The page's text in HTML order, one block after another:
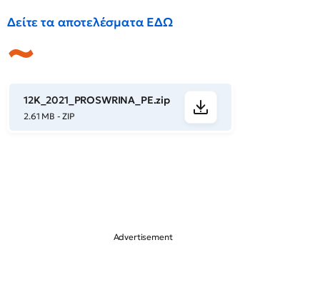
Δείτε τα αποτελέσματα ΕΔΩ
12K_2021_PROSWRINA_PE.zip
2.61 MB - ZIP